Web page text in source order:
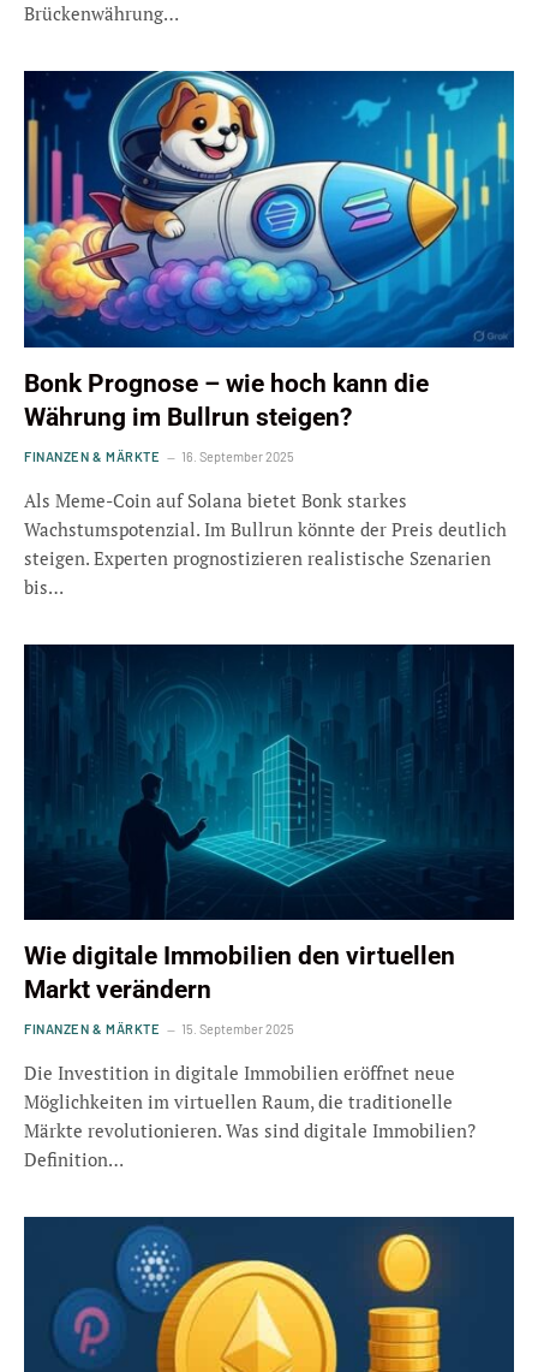
Brückenwährung…
Bonk Prognose – wie hoch kann die
Währung im Bullrun steigen?
FINANZEN & MÄRKTE 16. September 2025
Als Meme-Coin auf Solana bietet Bonk starkes
Wachstumspotenzial. Im Bullrun könnte der Preis deutlich
steigen. Experten prognostizieren realistische Szenarien
bis…
Wie digitale Immobilien den virtuellen
Markt verändern
FINANZEN & MÄRKTE 15. September 2025
Die Investition in digitale Immobilien eröffnet neue
Möglichkeiten im virtuellen Raum, die traditionelle
Märkte revolutionieren. Was sind digitale Immobilien?
Definition…